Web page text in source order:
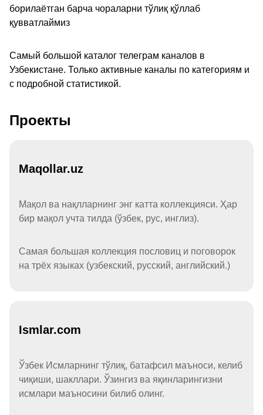
борилаётган барча чораларни тўлиқ қўллаб
қувватлаймиз
Самый большой каталог телеграм каналов в
Узбекистане. Только активные каналы по категориям и
с подробной статистикой.
Проекты
Maqollar.uz
Мақол ва нақлларнинг энг катта коллекцияси. Ҳар
бир мақол учта тилда (ўзбек, рус, инглиз).
Самая большая коллекция пословиц и поговорок
на трёх языках (узбекский, русский, английский.)
Ismlar.com
Ўзбек Исмларнинг тўлиқ, батафсил маъноси, келиб
чиқиши, шакллари. Ўзингиз ва яқинларингизни
исмлари маъносини билиб олинг.